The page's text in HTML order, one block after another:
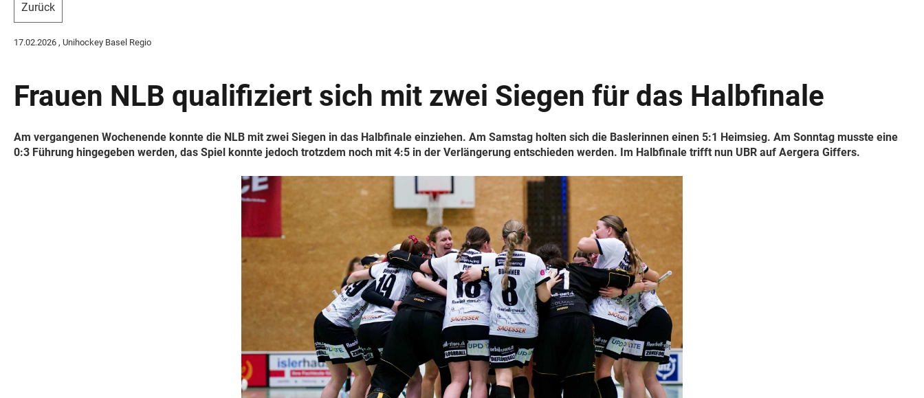
Zurück
17.02.2026 , Unihockey Basel Regio
Frauen NLB qualifiziert sich mit zwei Siegen für das Halbfinale
Am vergangenen Wochenende konnte die NLB mit zwei Siegen in das Halbfinale einziehen. Am Samstag holten sich die Baslerinnen einen 5:1 Heimsieg. Am Sonntag musste eine
0:3 Führung hingegeben werden, das Spiel konnte jedoch trotzdem noch mit 4:5 in der Verlängerung entschieden werden. Im Halbfinale trifft nun UBR auf Aergera Giffers.